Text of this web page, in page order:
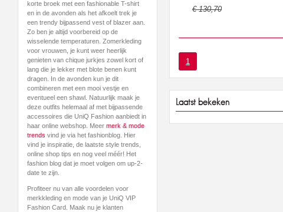
korte broek met een fashionable T-shirt
en in de avonden als het afkoelt trek je
een trendy bijpassend vest of blazer aan.
Zo ben je altijd voorbereid op de
wisselende temperaturen. Zomerkleding
voor vrouwen, je kunt weer heerlijk
genieten van chique jurkjes zowel kort of
lang die je lekker met blote benen kunt
dragen. In de avonden kun je dit
combineren met een mooi vestje en
eventueel een shawl. Natuurlijk maak je
deze outfits helemaal af met bijpassende
accessoires die UniQ Fashion aanbiedt in
haar online webshop. Meer merk & mode
trends vind je via het fashionblog. Hier
vind je inspiratie, de laatste style trends,
online shop tips en nog veel méér! Het
fashion blog dat je moet volgen om up-2-
date te zijn.
Profiteer nu van alle voordelen voor
merkkleding en mode van je UniQ VIP
Fashion Card. Maak nu je klanten
€ 130,70
1
Laatst bekeken